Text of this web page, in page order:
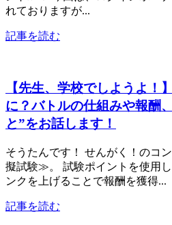
れておりますが...
記事を読む
【先生、学校でしようよ！
に？バトルの仕組みや報酬
と”をお話します！
そうたんです！ せんがく！のコ
擬試験≫。 試験ポイントを使用
ンクを上げることで報酬を獲得...
記事を読む